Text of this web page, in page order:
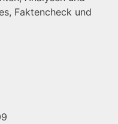
Faktencheck und